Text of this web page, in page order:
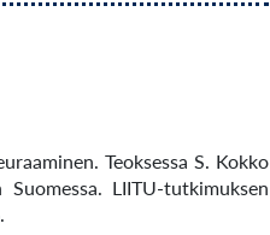
Teoksessa S. Kokko
LIITU-tutkimuksen